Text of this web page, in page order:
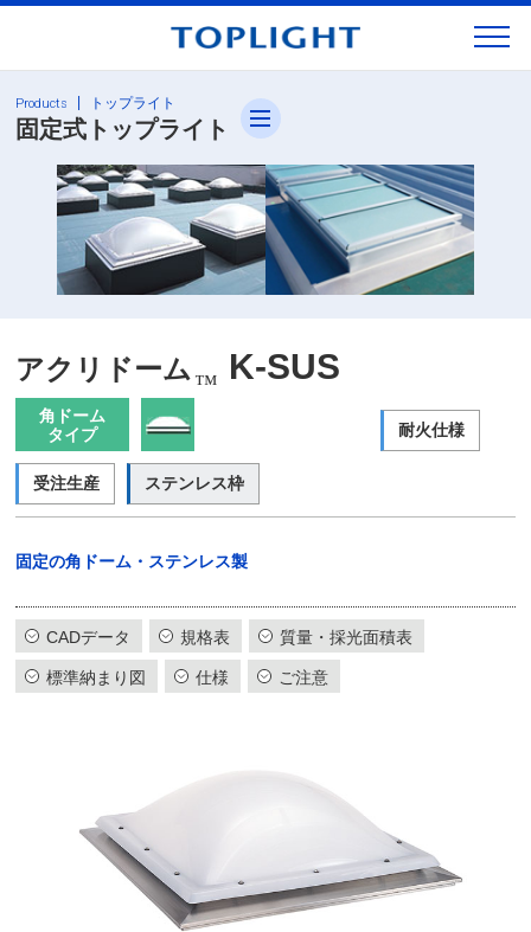
Products トップライト
固定式トップライト
アクリドーム ™ K-SUS
角ドーム
タイプ
耐火仕様
受注生産 ステンレス枠
固定の角ドーム・ステンレス製
CADデータ 規格表 質量・採光面積表
標準納まり図 仕様 ご注意